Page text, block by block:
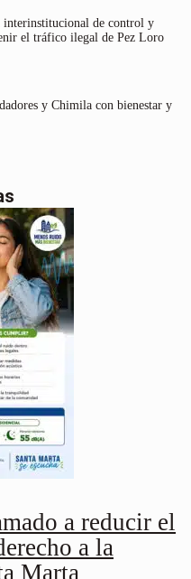
interinstitucional de control y
el tráfico ilegal de Pez Loro
y Chimila con bienestar y
a reducir el
a la
Marta